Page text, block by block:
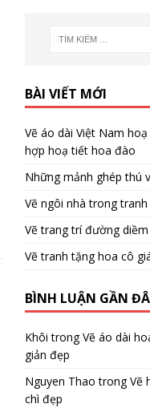
BÀI VIẾT MỚI
Vẽ áo dài Việt Nam
hợp hoạ tiết hoa đào
Những mảnh ghép thú
Vẽ ngôi nhà trong
Vẽ trang trí đường
Vẽ tranh tặng hoa cô
BÌNH LUẬN GẦN
Khôi trongVẽ áo dài
giản đẹp
Nguyen Thao trongVẽ
chì đẹp